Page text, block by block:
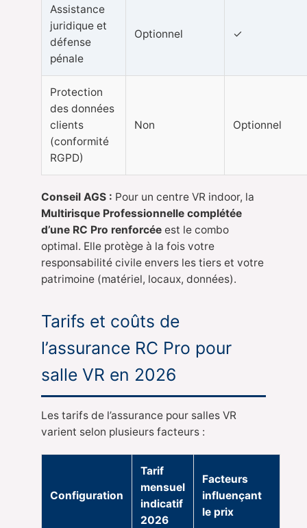
Assistance
juridique et
défense
pénale
Optionnel ✓
Protection
des données
clients
(conformité
RGPD)
Non Optionnel
Conseil AGS : Pour un centre VR indoor, la
Multirisque Professionnelle complétée
d’une RC Pro renforcée est le combo
optimal. Elle protège à la fois votre
responsabilité civile envers les tiers et votre
patrimoine (matériel, locaux, données).
Tarifs et coûts de
l’assurance RC Pro pour
salle VR en 2026
Les tarifs de l’assurance pour salles VR
varient selon plusieurs facteurs :
Configuration
Tarif
mensuel
indicatif
2026
Facteurs
influençant
le prix